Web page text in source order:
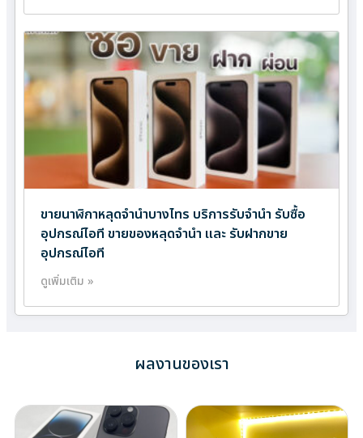
ขายนาฬิกาหลุดจำนำบางไทร บริการรับจำนำ รับซื้อ
อุปกรณ์ไอที ขายของหลุดจำนำ และ รับฝากขาย
อุปกรณ์ไอที
ดูเพิ่มเติม »
ผลงานของเรา